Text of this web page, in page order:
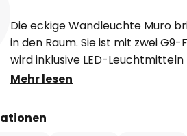
Die eckige Wandleuchte Muro
in den Raum. Sie ist mit zwei
wird inklusive LED-
geliefert. Die mitgelieferten
werden. Die goldene
Mehr lesen